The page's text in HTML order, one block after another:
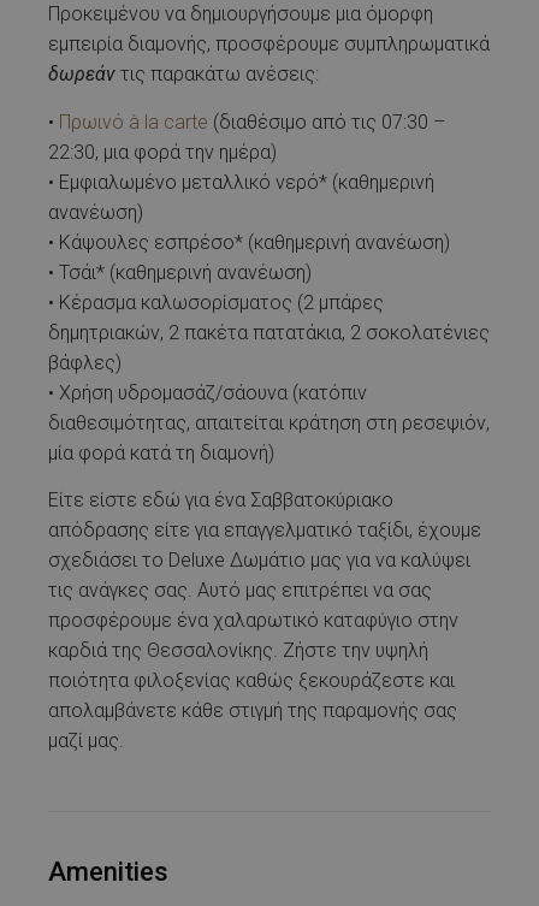
Προκειμένου να δημιουργήσουμε μια όμορφη
εμπειρία διαμονής, προσφέρουμε συμπληρωματικά
δωρεάν τις παρακάτω ανέσεις:
• Πρωινό à la carte (διαθέσιμο από τις 07:30 –
22:30, μια φορά την ημέρα)
• Εμφιαλωμένο μεταλλικό νερό* (καθημερινή
ανανέωση)
• Κάψουλες εσπρέσο* (καθημερινή ανανέωση)
• Τσάι* (καθημερινή ανανέωση)
• Κέρασμα καλωσορίσματος (2 μπάρες
δημητριακών, 2 πακέτα πατατάκια, 2 σοκολατένιες
βάφλες)
• Χρήση υδρομασάζ/σάουνα (κατόπιν
διαθεσιμότητας, απαιτείται κράτηση στη ρεσεψιόν,
μία φορά κατά τη διαμονή)
Είτε είστε εδώ για ένα Σαββατοκύριακο
απόδρασης είτε για επαγγελματικό ταξίδι, έχουμε
σχεδιάσει το Deluxe Δωμάτιο μας για να καλύψει
τις ανάγκες σας. Αυτό μας επιτρέπει να σας
προσφέρουμε ένα χαλαρωτικό καταφύγιο στην
καρδιά της Θεσσαλονίκης. Ζήστε την υψηλή
ποιότητα φιλοξενίας καθώς ξεκουράζεστε και
απολαμβάνετε κάθε στιγμή της παραμονής σας
μαζί μας.
Amenities